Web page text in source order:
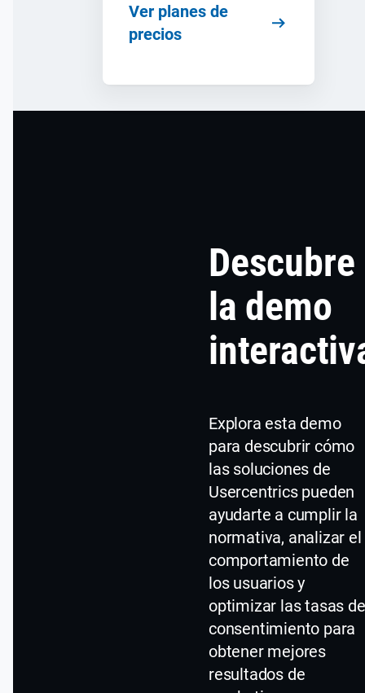
Ver planes de
precios
Descubre
la demo
Explora esta demo
para descubrir cómo
las soluciones de
Usercentrics pueden
ayudarte a cumplir la
normativa, analizar el
comportamiento de
los usuarios y
optimizar las tasas de
consentimiento para
obtener mejores
resultados de